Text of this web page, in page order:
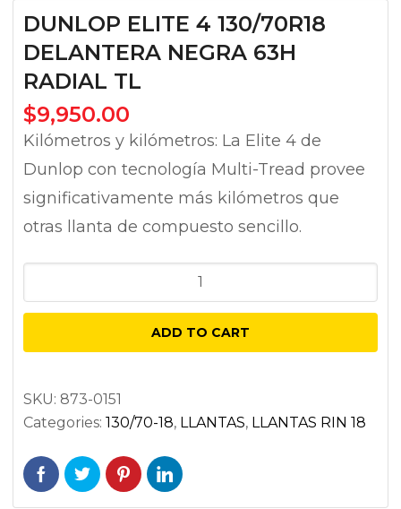
DUNLOP ELITE 4 130/70R18
DELANTERA NEGRA 63H
RADIAL TL
$9,950.00
Kilómetros y kilómetros: La Elite 4 de
Dunlop con tecnología Multi-Tread provee
significativamente más kilómetros que
otras llanta de compuesto sencillo.
ELITE
130/70R18
NEGRA
63H
TL
ADD TO CART
SKU: 873-0151
Categories: 130/70-18, LLANTAS, LLANTAS RIN 18